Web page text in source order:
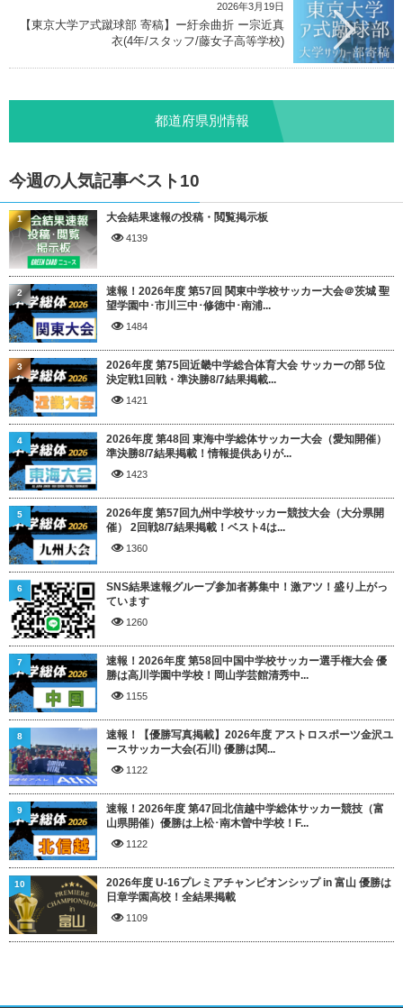
2026年3月19日
【東京大学ア式蹴球部 寄稿】ー紆余曲折 ー宗近真
衣(4年/スタッフ/藤女子高等学校)
都道府県別情報
今週の人気記事ベスト10
大会結果速報の投稿・閲覧掲示板
4139
1
速報！2026年度 第57回 関東中学校サッカー大会＠茨城 聖
望学園中･市川三中･修徳中･南浦...
1484
2
2026年度 第75回近畿中学総合体育大会 サッカーの部 5位
決定戦1回戦・準決勝8/7結果掲載...
1421
3
2026年度 第48回 東海中学総体サッカー大会（愛知開催）
準決勝8/7結果掲載！情報提供ありが...
1423
4
2026年度 第57回九州中学校サッカー競技大会（大分県開
催） 2回戦8/7結果掲載！ベスト4は...
1360
5
SNS結果速報グループ参加者募集中！激アツ！盛り上がっ
ています
1260
6
速報！2026年度 第58回中国中学校サッカー選手権大会 優
勝は高川学園中学校！岡山学芸館清秀中...
1155
7
速報！【優勝写真掲載】2026年度 アストロスポーツ金沢ユ
ースサッカー大会(石川) 優勝は関...
1122
8
速報！2026年度 第47回北信越中学総体サッカー競技（富
山県開催）優勝は上松･南木曽中学校！F...
1122
9
2026年度 U-16プレミアチャンピオンシップ in 富山 優勝は
日章学園高校！全結果掲載
1109
10